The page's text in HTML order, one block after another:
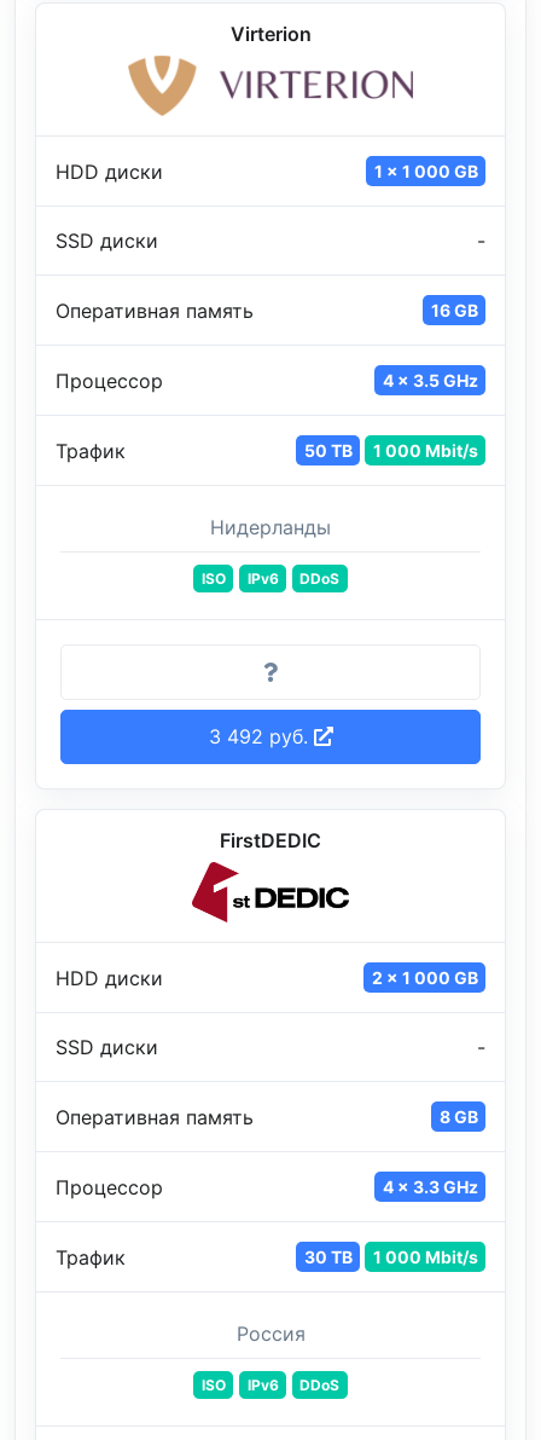
Virterion
HDD диски 1 x 1 000 GB
SSD диски -
Оперативная память 16 GB
Процессор 4 x 3.5 GHz
Трафик 50 TB 1 000 Mbit/s
Нидерланды
ISO IPv6 DDoS
3 492 руб.
FirstDEDIC
HDD диски 2 x 1 000 GB
SSD диски -
Оперативная память 8 GB
Процессор 4 x 3.3 GHz
Трафик 30 TB 1 000 Mbit/s
Россия
ISO IPv6 DDoS